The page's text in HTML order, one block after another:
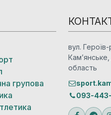
групова
вул. Героїв-
область
093-